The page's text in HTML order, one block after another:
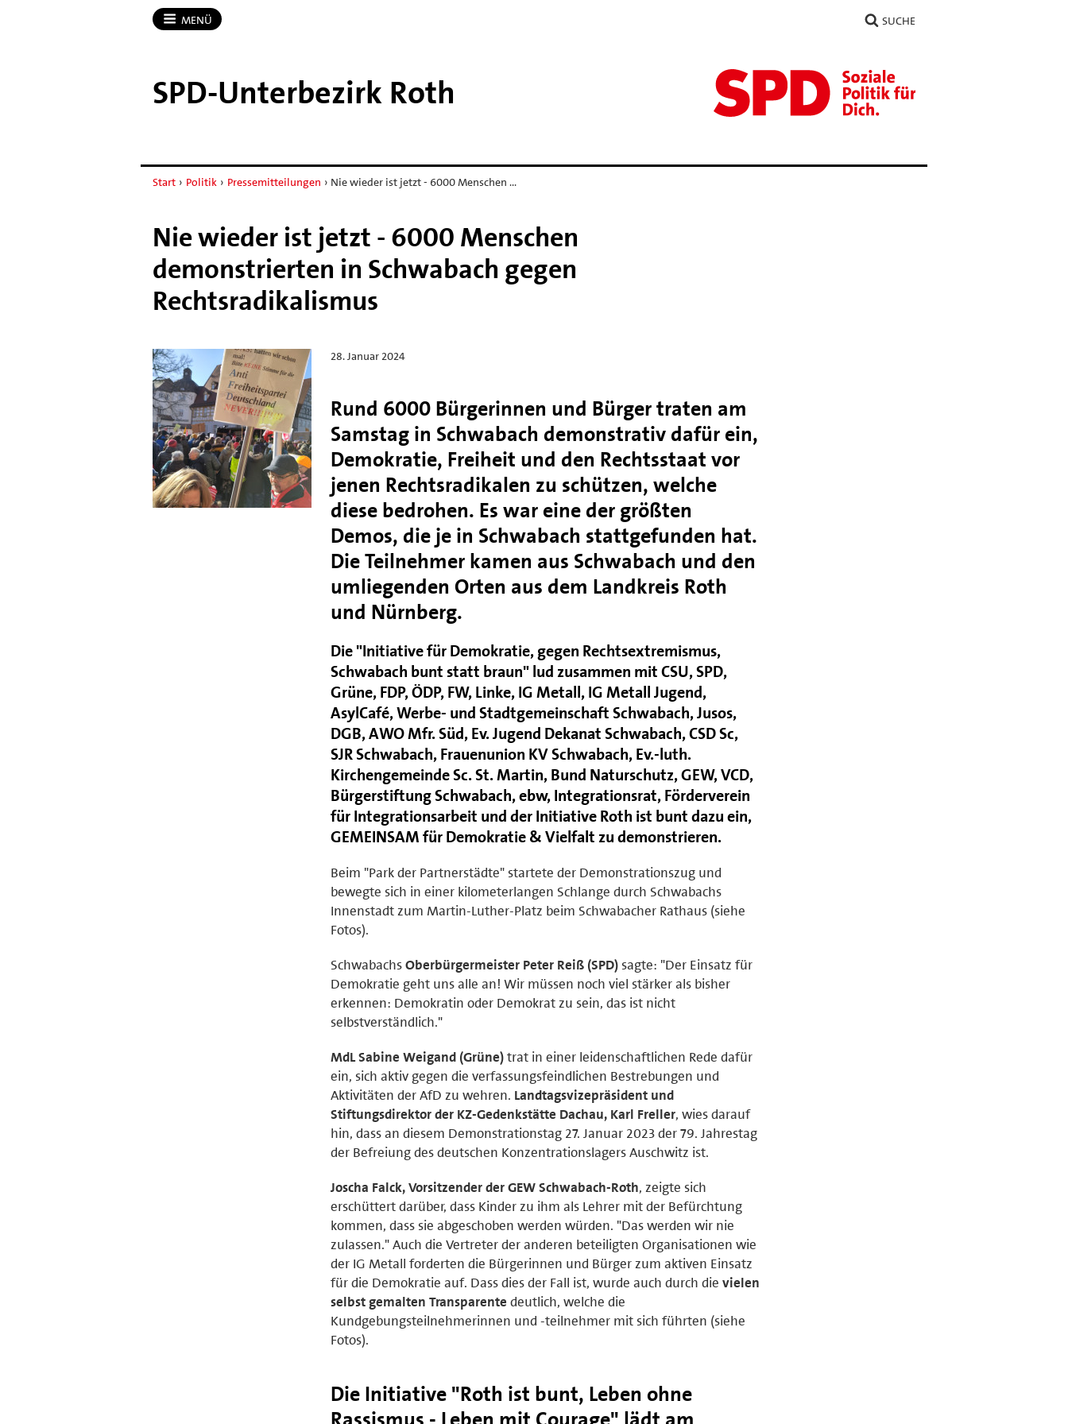
MENÜ SUCHE
SPD-​Unterbezirk Roth
Start › Politik › Pressemitteilungen › Nie wieder ist jetzt - 6000 Menschen …
Nie wieder ist jetzt - 6000 Menschen
demonstrierten in Schwabach gegen
Rechtsradikalismus
28. Januar 2024
Rund 6000 Bürgerinnen und Bürger traten am
Samstag in Schwabach demonstrativ dafür ein,
Demokratie, Freiheit und den Rechtsstaat vor
jenen Rechtsradikalen zu schützen, welche
diese bedrohen. Es war eine der größten
Demos, die je in Schwabach stattgefunden hat.
Die Teilnehmer kamen aus Schwabach und den
umliegenden Orten aus dem Landkreis Roth
und Nürnberg.
Die "Initiative für Demokratie, gegen Rechtsextremismus,
Schwabach bunt statt braun" lud zusammen mit CSU, SPD,
Grüne, FDP, ÖDP, FW, Linke, IG Metall, IG Metall Jugend,
AsylCafé, Werbe- und Stadtgemeinschaft Schwabach, Jusos,
DGB, AWO Mfr. Süd, Ev. Jugend Dekanat Schwabach, CSD Sc,
SJR Schwabach, Frauenunion KV Schwabach, Ev.-luth.
Kirchengemeinde Sc. St. Martin, Bund Naturschutz, GEW, VCD,
Bürgerstiftung Schwabach, ebw, Integrationsrat, Förderverein
für Integrationsarbeit und der Initiative Roth ist bunt dazu ein,
GEMEINSAM für Demokratie & Vielfalt zu demonstrieren.
Beim "Park der Partnerstädte" startete der Demonstrationszug und
bewegte sich in einer kilometerlangen Schlange durch Schwabachs
Innenstadt zum Martin-Luther-Platz beim Schwabacher Rathaus (siehe
Fotos).
SchwabachsOberbürgermeister Peter Reiß (SPD) sagte: "Der Einsatz für
Demokratie geht uns alle an! Wir müssen noch viel stärker als bisher
erkennen: Demokratin oder Demokrat zu sein, das ist nicht
selbstverständlich."
MdL Sabine Weigand (Grüne)trat in einer leidenschaftlichen Rede dafür
ein, sich aktiv gegen die verfassungsfeindlichen Bestrebungen und
Aktivitäten der AfD zu wehren. Landtagsvizepräsident und
Stiftungsdirektor der KZ-Gedenkstätte Dachau, Karl Freller, wies darauf
hin, dass an diesem Demonstrationstag 27. Januar 2023 der 79. Jahrestag
der Befreiung des deutschen Konzentrationslagers Auschwitz ist.
Joscha Falck, Vorsitzender der GEW Schwabach-Roth, zeigte sich
erschüttert darüber, dass Kinder zu ihm als Lehrer mit der Befürchtung
kommen, dass sie abgeschoben werden würden. "Das werden wir nie
zulassen." Auch die Vertreter der anderen beteiligten Organisationen wie
der IG Metall forderten die Bürgerinnen und Bürger zum aktiven Einsatz
für die Demokratie auf. Dass dies der Fall ist, wurde auch durch die vielen
selbst gemalten Transparente deutlich, welche die
Kundgebungsteilnehmerinnen und -teilnehmer mit sich führten (siehe
Fotos).
Die Initiative "Roth ist bunt, Leben ohne